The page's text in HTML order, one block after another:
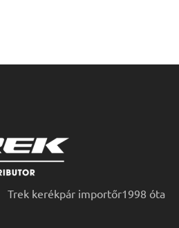
Trek kerékpár importőr1998 óta